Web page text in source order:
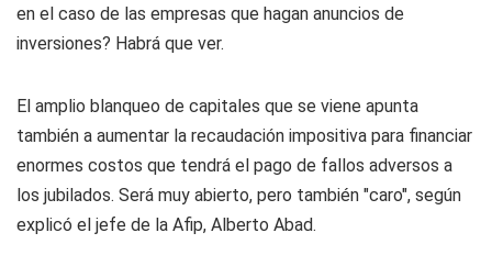
en el caso de las empresas que hagan anuncios de
inversiones? Habrá que ver.
El amplio blanqueo de capitales que se viene apunta
también a aumentar la recaudación impositiva para financiar
enormes costos que tendrá el pago de fallos adversos a
los jubilados. Será muy abierto, pero también "caro", según
explicó el jefe de la Afip, Alberto Abad.